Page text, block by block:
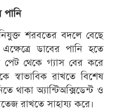
শরবতের বদলে বেছে
ডাবের পানি হতে
পেট থেকে গ্যাস বের করে
স্বাভাবিক রাখতে বিশেষ
থাকা অ্যান্টিঅক্সিডেন্ট ও
রাখতে সাহায্য করে।